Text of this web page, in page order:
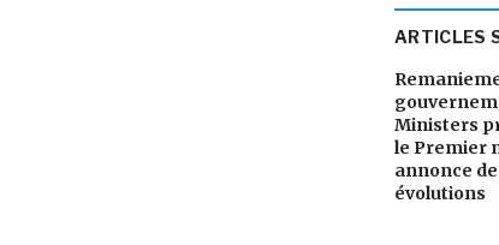
ARTICLES
Ministers
le Premier
annonce
évolutions